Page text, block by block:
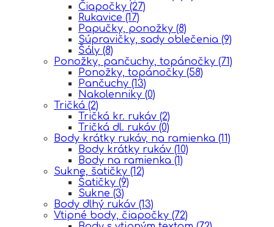
Čiapočky (27)
Rukavice (17)
Papučky, ponožky (8)
Súpravičky, sady oblečenia (9)
Šály (8)
Ponožky, pančuchy, topánočky (71)
Ponožky, topánočky (58)
Pančuchy (13)
Nakolenniky (0)
Tričká (2)
Tričká kr. rukáv (2)
Tričká dl. rukáv (0)
Body krátky rukáv, na ramienka (11)
Body krátky rukáv (10)
Body na ramienka (1)
Sukne, šatičky (12)
Šatičky (9)
Sukne (3)
Body dlhý rukáv (13)
Vtipné body, čiapočky (72)